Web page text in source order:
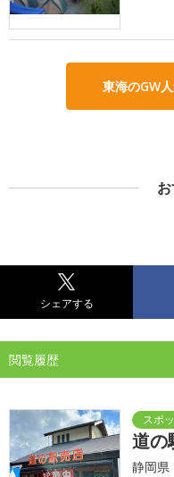
東海のGW
シェアする
閲覧履歴
道の
静岡県